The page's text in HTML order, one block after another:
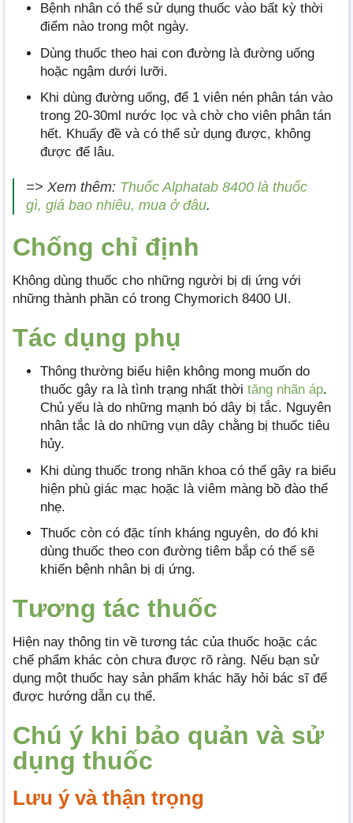
Bệnh nhân có thể sử dụng thuốc vào bất kỳ thời
điểm nào trong một ngày.
Dùng thuốc theo hai con đường là đường uống
hoặc ngậm dưới lưỡi.
Khi dùng đường uống, để 1 viên nén phân tán vào
trong 20-30ml nước lọc và chờ cho viên phân tán
hết. Khuấy đề và có thể sử dụng được, không
được để lâu.
=> Xem thêm: Thuốc Alphatab 8400 là thuốc
gì, giá bao nhiêu, mua ở đâu.
Chống chỉ định
Không dùng thuốc cho những người bị dị ứng với
những thành phần có trong Chymorich 8400 UI.
Tác dụng phụ
Thông thường biểu hiện không mong muốn do
thuốc gây ra là tình trạng nhất thời tăng nhãn áp.
Chủ yếu là do những mạnh bó dây bị tắc. Nguyên
nhân tắc là do những vụn dây chằng bị thuốc tiêu
hủy.
Khi dùng thuốc trong nhãn khoa có thể gây ra biểu
hiện phù giác mạc hoặc là viêm màng bồ đào thể
nhẹ.
Thuốc còn có đặc tính kháng nguyên, do đó khi
dùng thuốc theo con đường tiêm bắp có thể sẽ
khiến bệnh nhân bị dị ứng.
Tương tác thuốc
Hiện nay thông tin về tương tác của thuốc hoặc các
chế phẩm khác còn chưa được rõ ràng. Nếu bạn sử
dụng một thuốc hay sản phẩm khác hãy hỏi bác sĩ để
được hướng dẫn cụ thể.
Chú ý khi bảo quản và sử
dụng thuốc
Lưu ý và thận trọng